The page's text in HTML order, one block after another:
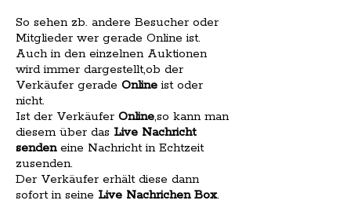
So sehen zb. andere Besucher oder
Mitglieder wer gerade Online ist.
Auch in den einzelnen Auktionen
wird immer dargestellt,ob der
Verkäufer gerade Online ist oder
nicht.
Ist der Verkäufer Online,so kann man
diesem über das Live Nachricht
sendeneine Nachricht in Echtzeit
zusenden.
Der Verkäufer erhält diese dann
sofort in seine Live Nachrichen Box.